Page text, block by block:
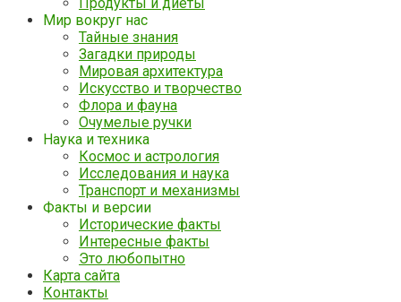
Мир вокруг нас
Тайные знания
Загадки природы
Мировая архитектура
Искусство и творчество
Флора и фауна
Очумелые ручки
Наука и техника
Космос и астрология
Исследования и наука
Транспорт и механизмы
Факты и версии
Исторические факты
Интересные факты
Это любопытно
Карта сайта
Контакты